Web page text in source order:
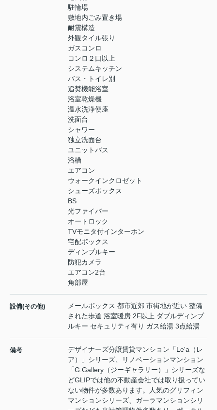
駐輪場
敷地内ごみ置き場
耐震構造
外観タイル張り
ガスコンロ
コンロ２口以上
システムキッチン
バス・トイレ別
追焚機能浴室
浴室乾燥機
温水洗浄便座
洗面台
シャワー
独立洗面台
ユニットバス
浴槽
エアコン
ウォークインクロゼット
シューズボックス
BS
光ファイバー
オートロック
TVモニタ付インターホン
宅配ボックス
ディンプルキー
防犯カメラ
エアコン2台
角部屋
設備(その他)
メールボックス 都市近郊 市街地が近い 整備
された歩道 浴室暖房 2F以上 ダブルディンプ
ルキー セキュリティ有り ガス給湯 3点給湯
備考
デザイナーズ分譲賃貸マンション「Le'a（レ
ア）」シリーズ、リノベーションマンション
「G.Gallery（ジーギャラリー）」シリーズな
どGLIPでは他の不動産会社では取り扱ってい
ない物件が多数あります。人気のグリフィン
マンションシリーズ、ガーラマンションシリ